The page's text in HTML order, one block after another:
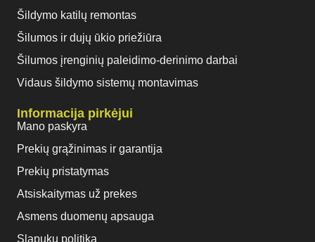
Šildymo katilų remontas
Šilumos ir dujų ūkio priežiūra
Šilumos įrenginių paleidimo-derinimo darbai
Vidaus šildymo sistemų montavimas
Informacija pirkėjui
Mano paskyra
Prekių grąžinimas ir garantija
Prekių pristatymas
Atsiskaitymas už prekes
Asmens duomenų apsauga
Slapukų politika